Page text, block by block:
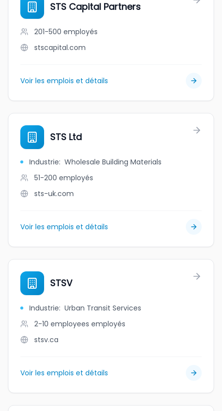
STS Capital Partners
201-500 employés
stscapital.com
Voir les emplois et détails
STS Ltd
Industrie: Wholesale Building Materials
51-200 employés
sts-uk.com
Voir les emplois et détails
STSV
Industrie: Urban Transit Services
2-10 employees employés
stsv.ca
Voir les emplois et détails